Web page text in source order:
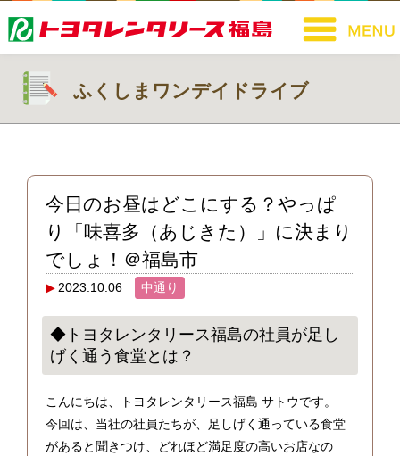
ふくしまワンデイドライブ
今日のお昼はどこにする？やっぱ
り「味喜多（あじきた）」に決まり
でしょ！＠福島市
2023.10.06 中通り
◆トヨタレンタリース福島の社員が足し
げく通う食堂とは？
こんにちは、トヨタレンタリース福島 サトウです。
今回は、当社の社員たちが、足しげく通っている食堂
があると聞きつけ、どれほど満足度の高いお店なの